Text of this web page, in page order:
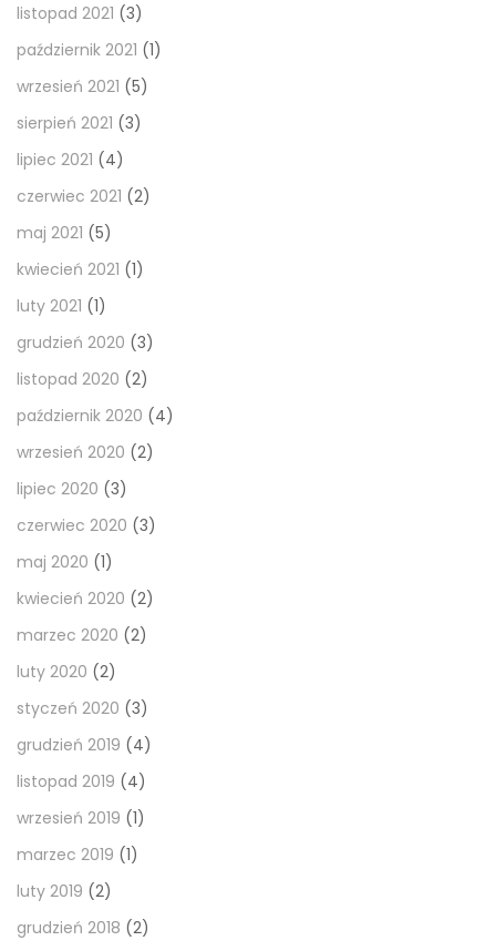
listopad 2021 (3)
październik 2021 (1)
wrzesień 2021 (5)
sierpień 2021 (3)
lipiec 2021 (4)
czerwiec 2021 (2)
maj 2021 (5)
kwiecień 2021 (1)
luty 2021 (1)
grudzień 2020 (3)
listopad 2020 (2)
październik 2020 (4)
wrzesień 2020 (2)
lipiec 2020 (3)
czerwiec 2020 (3)
maj 2020 (1)
kwiecień 2020 (2)
marzec 2020 (2)
luty 2020 (2)
styczeń 2020 (3)
grudzień 2019 (4)
listopad 2019 (4)
wrzesień 2019 (1)
marzec 2019 (1)
luty 2019 (2)
grudzień 2018 (2)